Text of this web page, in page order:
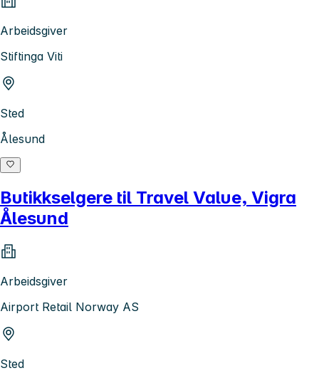
Arbeidsgiver
Stiftinga Viti
Sted
Ålesund
Butikkselgere til Travel Value, Vigra
Ålesund
Arbeidsgiver
Airport Retail Norway AS
Sted